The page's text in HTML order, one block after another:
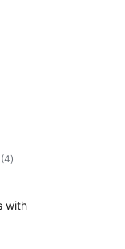
(4টা
মুঠ)
with